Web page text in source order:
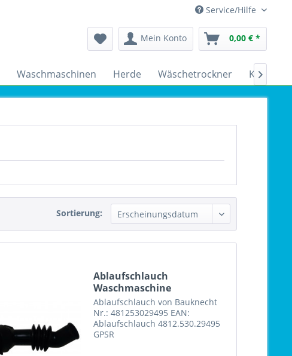
Service/Hilfe
Mein Konto 0,00 € *
Waschmaschinen Herde Wäschetrockner 
Sortierung:
Ablaufschlauch
Waschmaschine
4812.530.29495...
Ablaufschlauch von Bauknecht
Nr.: 481253029495 EAN:
Ablaufschlauch 4812.530.29495
GPSR